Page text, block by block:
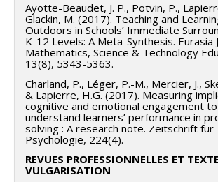
Ayotte-Beaudet, J. P., Potvin, P.,
Glackin, M. (2017). Teaching and
Outdoors in Schools’ Immediate
K-12 Levels: A Meta-Synthesis. Eurasia
Mathematics, Science & Technology
13(8), 5343-5363.
Charland, P., Léger, P.-M., Mercier, J.,
& Lapierre, H.G. (2017). Measuring
cognitive and emotional engagement
understand learners’ performance in
solving : A research note. Zeitschrift für
Psychologie, 224(4).
REVUES PROFESSIONNELLES ET
VULGARISATION